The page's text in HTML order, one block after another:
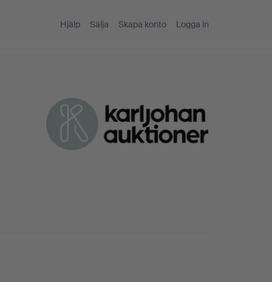
Hjälp Sälja Skapa konto Logga in